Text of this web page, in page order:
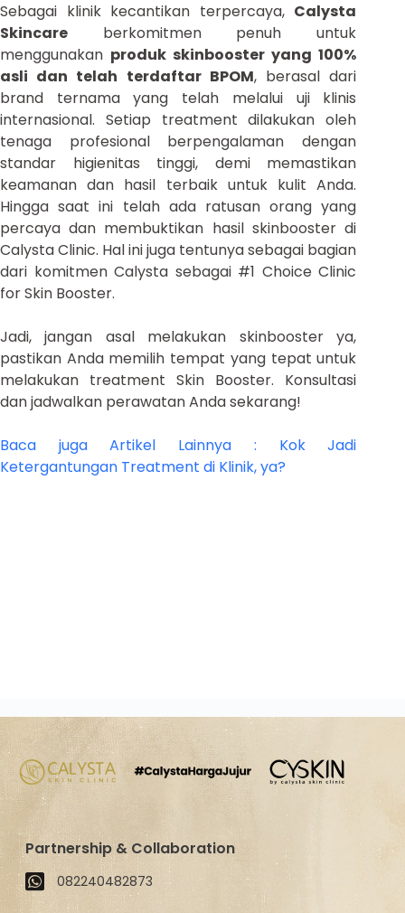
Sebagai klinik kecantikan terpercaya, Calysta
Skincare berkomitmen penuh untuk
menggunakan produk skinbooster yang 100%
asli dan telah terdaftar BPOM, berasal dari
brand ternama yang telah melalui uji klinis
internasional. Setiap treatment dilakukan oleh
tenaga profesional berpengalaman dengan
standar higienitas tinggi, demi memastikan
keamanan dan hasil terbaik untuk kulit Anda.
Hingga saat ini telah ada ratusan orang yang
percaya dan membuktikan hasil skinbooster di
Calysta Clinic. Hal ini juga tentunya sebagai bagian
dari komitmen Calysta sebagai #1 Choice Clinic
for Skin Booster.
Jadi, jangan asal melakukan skinbooster ya,
pastikan Anda memilih tempat yang tepat untuk
melakukan treatment Skin Booster. Konsultasi
dan jadwalkan perawatan Anda sekarang!
Baca juga Artikel Lainnya : Kok Jadi
Ketergantungan Treatment di Klinik, ya?
Partnership & Collaboration
082240482873